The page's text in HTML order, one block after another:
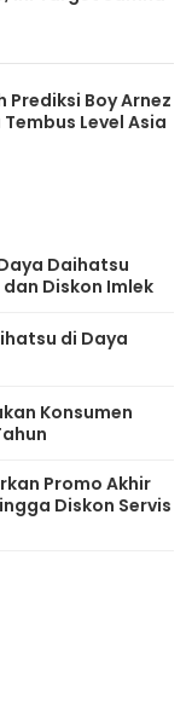
Prediksi Boy Arnez
Level Asia
Daihatsu
Diskon Imlek
di Daya
Konsumen
Promo Akhir
Diskon Servis